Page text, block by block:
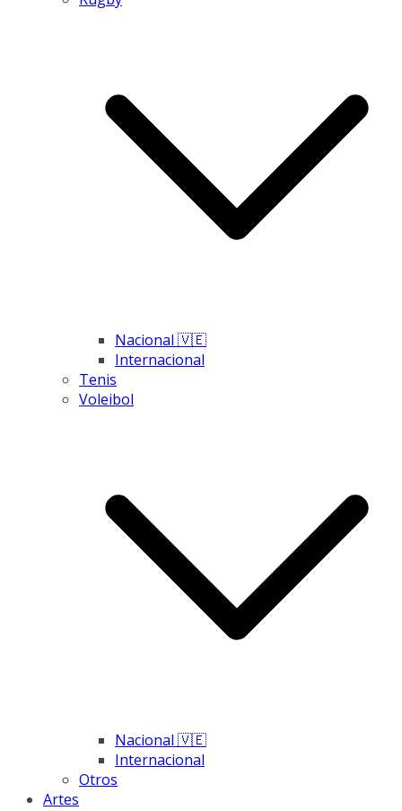
Nacional 🇻🇪
Internacional
Tenis
Voleibol
Nacional 🇻🇪
Internacional
Otros
Artes